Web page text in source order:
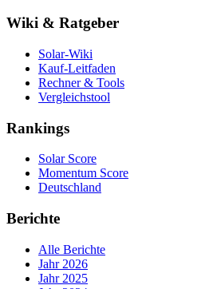
Wiki & Ratgeber
Solar-Wiki
Kauf-Leitfaden
Rechner & Tools
Vergleichstool
Rankings
Solar Score
Momentum Score
Deutschland
Berichte
Alle Berichte
Jahr 2026
Jahr 2025